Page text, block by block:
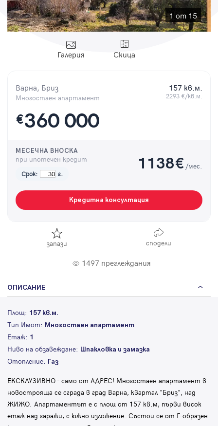
1 от 15
Галерия Скица
Варна, Бриз
Многостаен апартамент
157 кв.м.
2293 €/кв.м.
€360 000
МЕСЕЧНА ВНОСКА
при ипотечен кредит
Срок: г.
1138€ /мес.
Кредитна консултация
запази сподели
1497 преглеждания
ОПИСАНИЕ
Площ: 157 кв.м.
Тип Имот: Многостаен апартамент
Етаж: 1
Ниво на обзавеждане: Шпакловка и замазка
Отопление: Газ
ЕКСКЛУЗИВНО - само от АДРЕС! Многостаен апартамент в
новострояща се сграда в град Варна, квартал "Бриз", над
ЖИЖО. Апартаментът е с площ от 157 кв.м, първи висок
етаж над гаражи, с южно изложение. Състои се от Г-образен
Парола
Забравена парола
Регистрация